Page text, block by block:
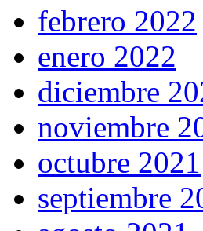
febrero 2022
enero 2022
diciembre
noviembre
octubre 2021
septiembre